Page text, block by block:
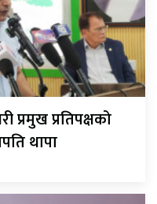
प्रमुख प्रतिपक्षको
थापा